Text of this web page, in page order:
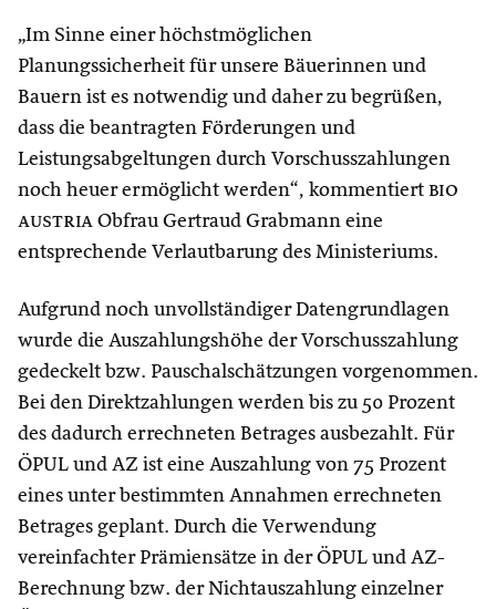
„Im Sinne einer höchstmöglichen
Planungssicherheit für unsere Bäuerinnen und
Bauern ist es notwendig und daher zu begrüßen,
dass die beantragten Förderungen und
Leistungsabgeltungen durch Vorschusszahlungen
noch heuer ermöglicht werden“, kommentiert bio
austria Obfrau Gertraud Grabmann eine
entsprechende Verlautbarung des Ministeriums.
Aufgrund noch unvollständiger Datengrundlagen
wurde die Auszahlungshöhe der Vorschusszahlung
gedeckelt bzw. Pauschalschätzungen vorgenommen.
Bei den Direktzahlungen werden bis zu 50 Prozent
des dadurch errechneten Betrages ausbezahlt. Für
ÖPUL und AZ ist eine Auszahlung von 75 Prozent
eines unter bestimmten Annahmen errechneten
Betrages geplant. Durch die Verwendung
vereinfachter Prämiensätze in der ÖPUL und AZ-
Berechnung bzw. der Nichtauszahlung einzelner